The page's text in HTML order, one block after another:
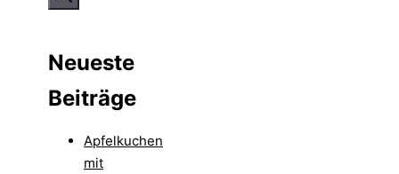
Neueste
Beiträge
Apfelkuchen
mit